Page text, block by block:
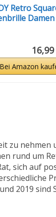
Retro
Damen
16,99
Bei Amazon
zu
rund um
sich auf
2019